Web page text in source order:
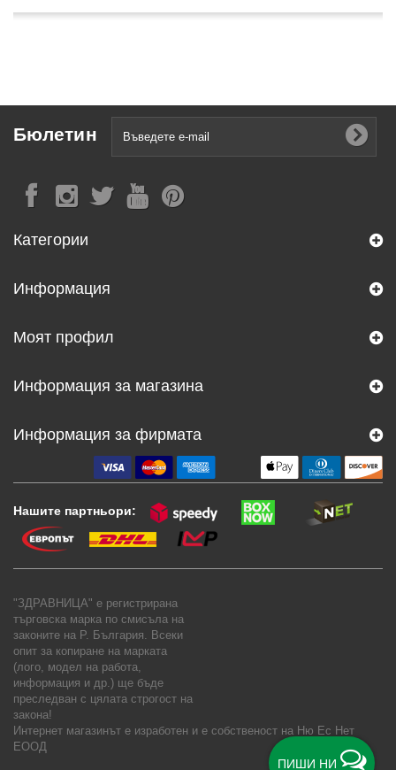
ПИШИ НИ
Бюлетин
Категории
Информация
Моят профил
Информация за магазина
Информация за фирмата
Нашите партньори:
"ЗДРАВНИЦА" е регистрирана
търговска марка по смисъла на
законите на Р. България. Всеки
опит за копиране на марката
(лого, модел на работа,
информация и др.) ще бъде
преследван с цялата строгост на
закона!
Интернет магазинът е изработен и е собственост на Ню Ес Нет
ЕООД